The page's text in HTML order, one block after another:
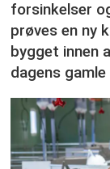
forsinkelser
prøves en ny
bygget innen
dagens